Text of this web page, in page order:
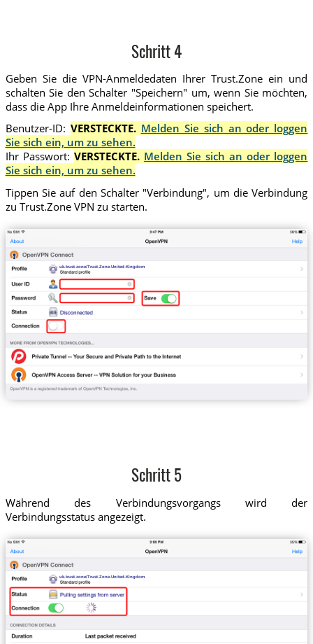
Schritt 4
Geben Sie die VPN-Anmeldedaten Ihrer Trust.Zone ein und
schalten Sie den Schalter "Speichern" um, wenn Sie möchten,
dass die App Ihre Anmeldeinformationen speichert.
Benutzer-ID: VERSTECKTE. Melden Sie sich an oder loggen
Sie sich ein, um zu sehen.
Ihr Passwort: VERSTECKTE. Melden Sie sich an oder loggen
Sie sich ein, um zu sehen.
Tippen Sie auf den Schalter "Verbindung", um die Verbindung
zu Trust.Zone VPN zu starten.
uk.trust.zone/Trust.Zone-United-Kingdom
Schritt 5
Während des Verbindungsvorgangs wird der
Verbindungsstatus angezeigt.
uk.trust.zone/Trust.Zone-United-Kingdom